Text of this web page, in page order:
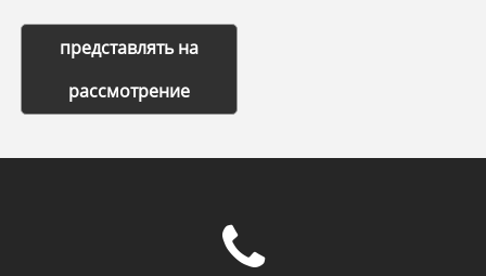
представлять на
рассмотрение